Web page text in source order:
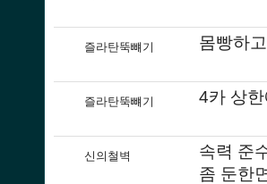
즐라탄뚝뺴기 몸빵하
즐라탄뚝뺴기 4카 상
신의철벽
속력 준
좀 둔한